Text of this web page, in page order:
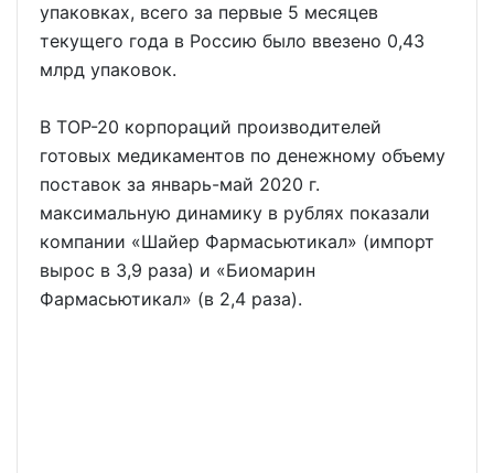
упаковках, всего за первые 5 месяцев
текущего года в Россию было ввезено 0,43
млрд упаковок.
В ТОР-20 корпораций производителей
готовых медикаментов по денежному объему
поставок за январь-май 2020 г.
максимальную динамику в рублях показали
компании «Шайер Фармасьютикал» (импорт
вырос в 3,9 раза) и «Биомарин
Фармасьютикал» (в 2,4 раза).